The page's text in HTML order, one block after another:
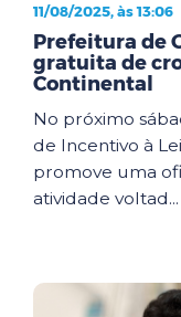
11/08/2025, às 13:06
Prefeitura de
gratuita de
Continental
No próximo
de Incentivo à
promove uma
atividade voltad...